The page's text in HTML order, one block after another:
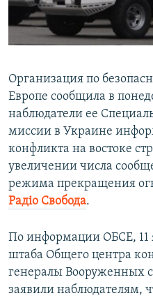
ПОБЕДИТЕЛЕЙ НЕ СУДЯТ?
КРЫМ.НЕПОКОРЕННЫЙ
УКРАИНСКАЯ ПРОБЛЕМА КРЫМА
ПРИСОЕДИНЯЙТЕСЬ!
Все сайты RFE/RL
Организация по
Европе сообщила в
наблюдатели ее
миссии в Украине
конфликта на востоке
увеличении числа
режима прекращения
Радіо Свобода.
По информации ОБСЕ, 11
штаба Общего центра
генералы Вооруженных
заявили наблюдателям,